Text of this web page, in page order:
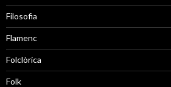
Filosofia
Flamenc
Folclòrica
Folk